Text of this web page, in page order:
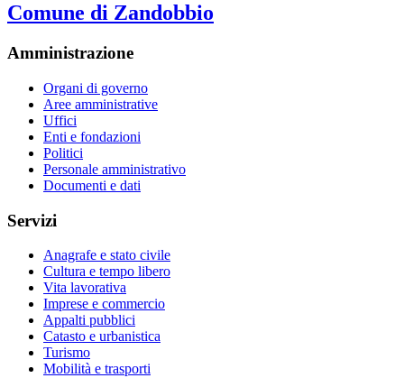
Comune di Zandobbio
Amministrazione
Organi di governo
Aree amministrative
Uffici
Enti e fondazioni
Politici
Personale amministrativo
Documenti e dati
Servizi
Anagrafe e stato civile
Cultura e tempo libero
Vita lavorativa
Imprese e commercio
Appalti pubblici
Catasto e urbanistica
Turismo
Mobilità e trasporti